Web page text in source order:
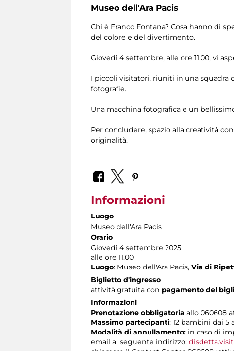
Museo dell'Ara Pacis
Chi è Franco Fontana? Cosa hanno di
del colore e del divertimento.
Giovedì 4 settembre, alle ore 11.00, vi
I piccoli visitatori, riuniti in una squadra
fotografie.
Una macchina fotografica e un
Per concludere, spazio alla creatività
originalità.
Informazioni
Luogo
Museo dell'Ara Pacis
Orario
Giovedì 4 settembre 2025
alle ore 11.00
Luogo: Museo dell'Ara Pacis, Via di
Biglietto d'ingresso
attività gratuita con pagamento del
Informazioni
Prenotazione obbligatoria allo 060608
Massimo partecipanti: 12 bambini dai 5
Modalità di annullamento: in caso di
email al seguente indirizzo: